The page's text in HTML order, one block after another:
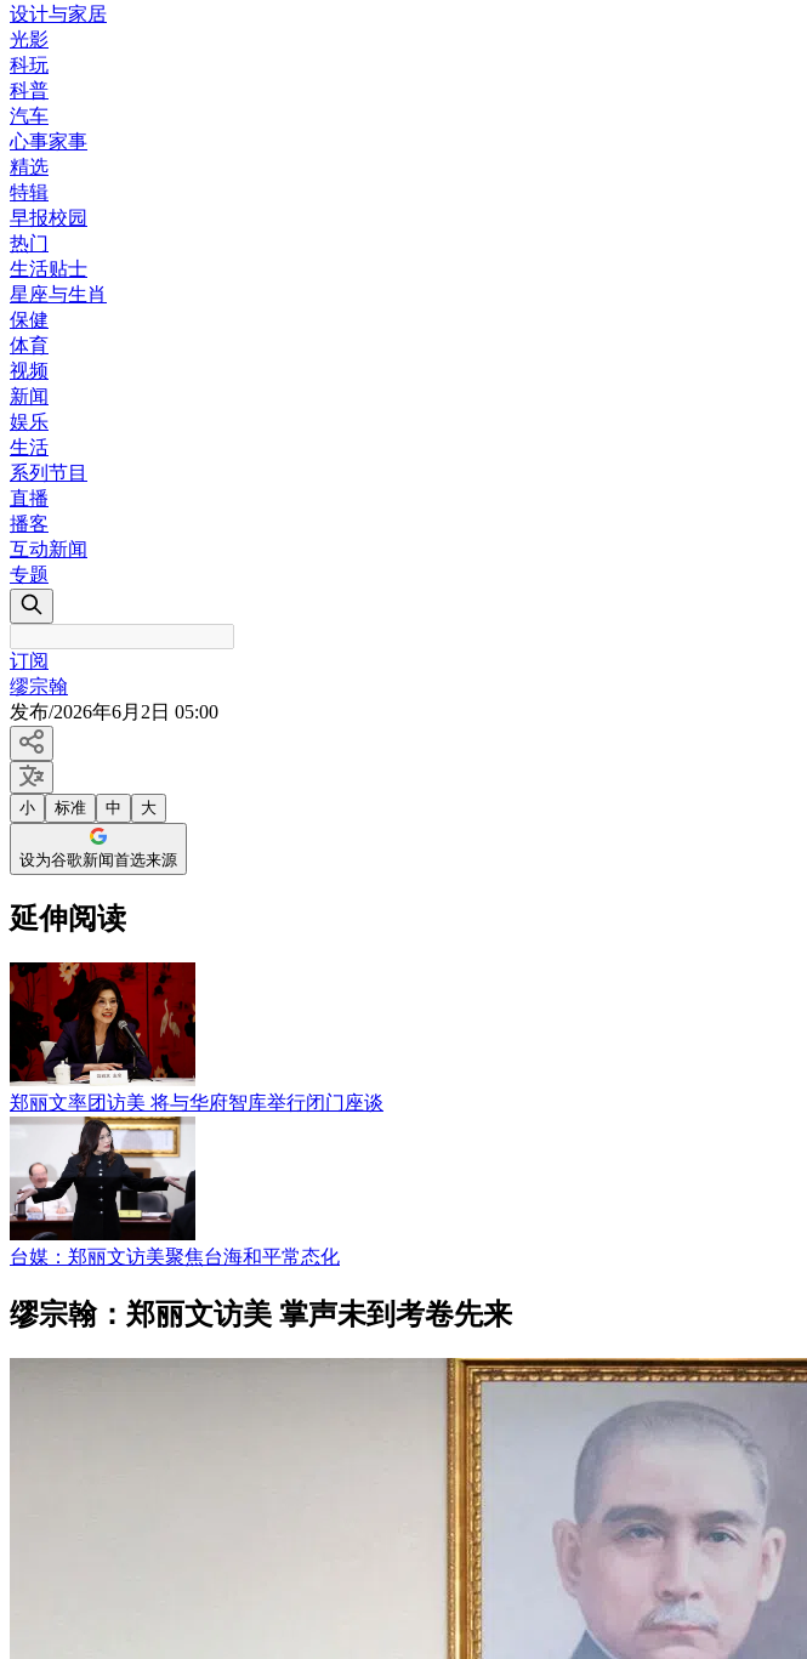
设计与家居
光影
科玩
科普
汽车
心事家事
精选
特辑
早报校园
热门
生活贴士
星座与生肖
保健
体育
视频
新闻
娱乐
生活
系列节目
直播
播客
互动新闻
专题
订阅
缪宗翰
发布/2026年6月2日 05:00
小 标准 中 大
设为谷歌新闻首选来源
延伸阅读
郑丽文率团访美 将与华府智库举行闭门座谈
台媒：郑丽文访美聚焦台海和平常态化
缪宗翰：郑丽文访美 掌声未到考卷先来